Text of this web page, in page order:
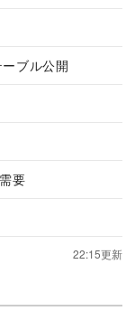
ブル公開
要
22:15更新